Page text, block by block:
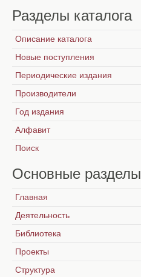
Разделы каталога
Описание каталога
Новые поступления
Периодические издания
Производители
Год издания
Алфавит
Поиск
Основные разделы
Главная
Деятельность
Библиотека
Проекты
Структура